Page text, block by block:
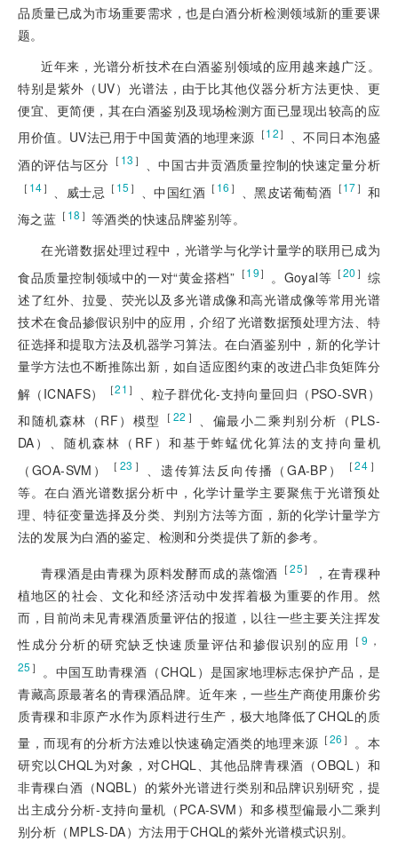
品质量已成为市场重要需求，也是白酒分析检测领域新的重要课
题。
近年来，光谱分析技术在白酒鉴别领域的应用越来越广泛。
特别是紫外（UV）光谱法，由于比其他仪器分析方法更快、更
便宜、更简便，其在白酒鉴别及现场检测方面已显现出较高的应
用价值。UV法已用于中国黄酒的地理来源 ［12］ 、不同日本泡盛
酒的评估与区分 ［ 13 ］ 、中国古井贡酒质量控制的快速定量分析
［ 14］ 、威士忌 ［ 15 ］ 、中国红酒 ［ 16 ］ 、黑皮诺葡萄酒 ［17］ 和
海之蓝 ［ 18 ］ 等酒类的快速品牌鉴别等。
在光谱数据处理过程中，光谱学与化学计量学的联用已成为
食品质量控制领域中的一对“黄金搭档” ［19］ 。Goyal等 ［20 ］ 综
述了红外、拉曼、荧光以及多光谱成像和高光谱成像等常用光谱
技术在食品掺假识别中的应用，介绍了光谱数据预处理方法、特
征选择和提取方法及机器学习算法。在白酒鉴别中，新的化学计
量学方法也不断推陈出新，如自适应图约束的改进凸非负矩阵分
解（ICNAFS）
［21 ］
、粒子群优化-支持向量回归（PSO-SVR）
和随机森林（RF）模型
［ 22 ］ 、偏最小二乘判别分析（PLS-
DA）、随机森林（RF）和基于蚱蜢优化算法的支持向量机
（GOA-SVM）
［ 23 ］ 、遗传算法反向传播（GA-BP） ［24 ］
等。在白酒光谱数据分析中，化学计量学主要聚焦于光谱预处
理、特征变量选择及分类、判别方法等方面，新的化学计量学方
法的发展为白酒的鉴定、检测和分类提供了新的参考。
青稞酒是由青稞为原料发酵而成的蒸馏酒 ［25］
，在青稞种
植地区的社会、文化和经济活动中发挥着极为重要的作用。然
而，目前尚未见青稞酒质量评估的报道，以往一些主要关注挥发
性成分分析的研究缺乏快速质量评估和掺假识别的应用 ［9 ，
25 ］
。中国互助青稞酒（CHQL）是国家地理标志保护产品，是
青藏高原最著名的青稞酒品牌。近年来，一些生产商使用廉价劣
质青稞和非原产水作为原料进行生产，极大地降低了CHQL的质
量，而现有的分析方法难以快速确定酒类的地理来源 ［26 ］ 。本
研究以CHQL为对象，对CHQL、其他品牌青稞酒（OBQL）和
非青稞白酒（NQBL）的紫外光谱进行类别和品牌识别研究，提
出主成分分析-支持向量机（PCA-SVM）和多模型偏最小二乘判
别分析（MPLS-DA）方法用于CHQL的紫外光谱模式识别。